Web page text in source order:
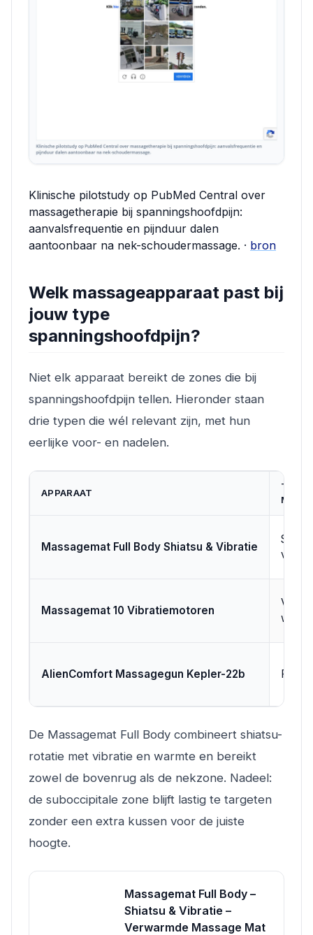
Klinische pilotstudy op PubMed Central over
massagetherapie bij spanningshoofdpijn:
aanvalsfrequentie en pijnduur dalen
aantoonbaar na nek-schoudermassage. · bron
Welk massageapparaat past bij
jouw type
spanningshoofdpijn?
Niet elk apparaat bereikt de zones die bij
spanningshoofdpijn tellen. Hieronder staan
drie typen die wél relevant zijn, met hun
eerlijke voor- en nadelen.
APPARAAT
TYPE
Massagemat Full Body Shiatsu & Vibratie
Massagemat 10 Vibratiemotoren
AlienComfort Massagegun Kepler-22b
De Massagemat Full Body combineert shiatsu-
rotatie met vibratie en warmte en bereikt
zowel de bovenrug als de nekzone. Nadeel:
de suboccipitale zone blijft lastig te targeten
zonder een extra kussen voor de juiste
hoogte.
Massagemat Full Body –
Shiatsu & Vibratie –
Verwarmde Massage Mat